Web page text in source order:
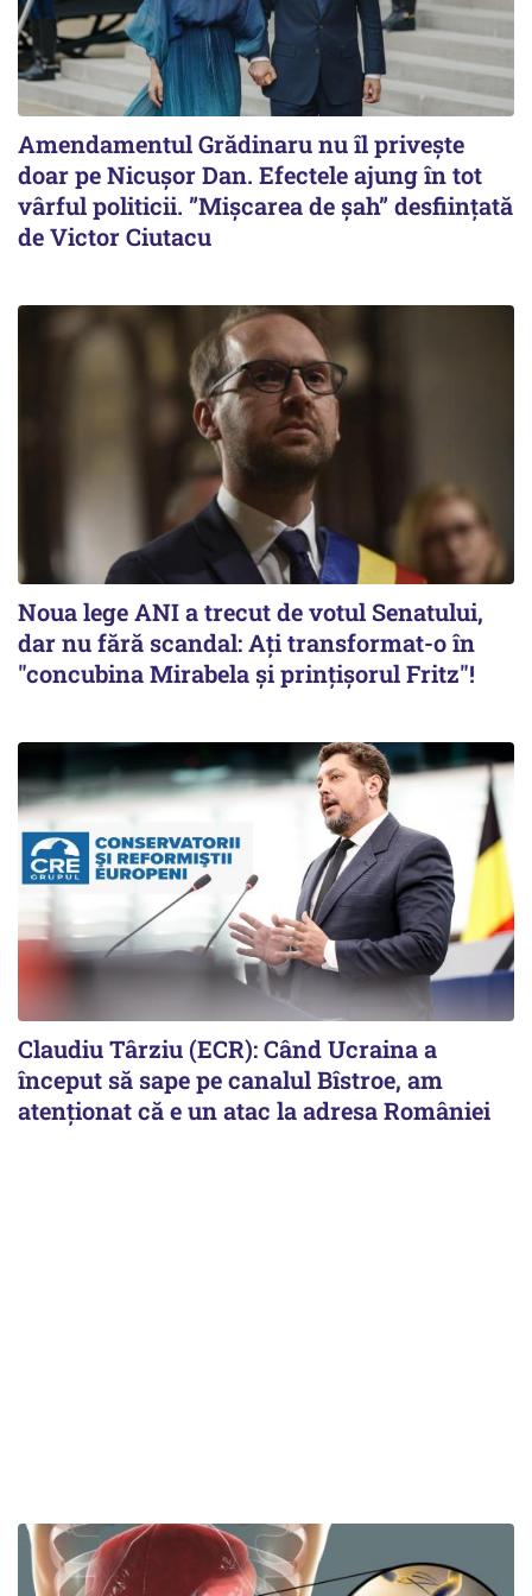
Amendamentul Grădinaru nu îl privește
doar pe Nicușor Dan. Efectele ajung în tot
vârful politicii. ”Mișcarea de șah” desființată
de Victor Ciutacu
Noua lege ANI a trecut de votul Senatului,
dar nu fără scandal: Ați transformat-o în
"concubina Mirabela şi prinţişorul Fritz"!
Claudiu Târziu (ECR): Când Ucraina a
început să sape pe canalul Bîstroe, am
atenționat că e un atac la adresa României